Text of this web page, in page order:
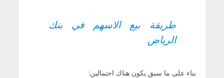
طريقة بيع الاسهم في بنك
الرياض
بناء على ما سبق يكون هناك احتمالين: